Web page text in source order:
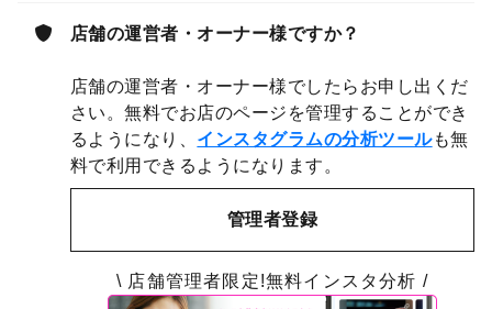
店舗の運営者・オーナー様ですか？
店舗の運営者・オーナー様でしたらお申し出くだ
さい。無料でお店のページを管理することができ
るようになり、 インスタグラムの分析ツールも無
料で利用できるようになります。
管理者登録
\ 店舗管理者限定!無料インスタ分析 /